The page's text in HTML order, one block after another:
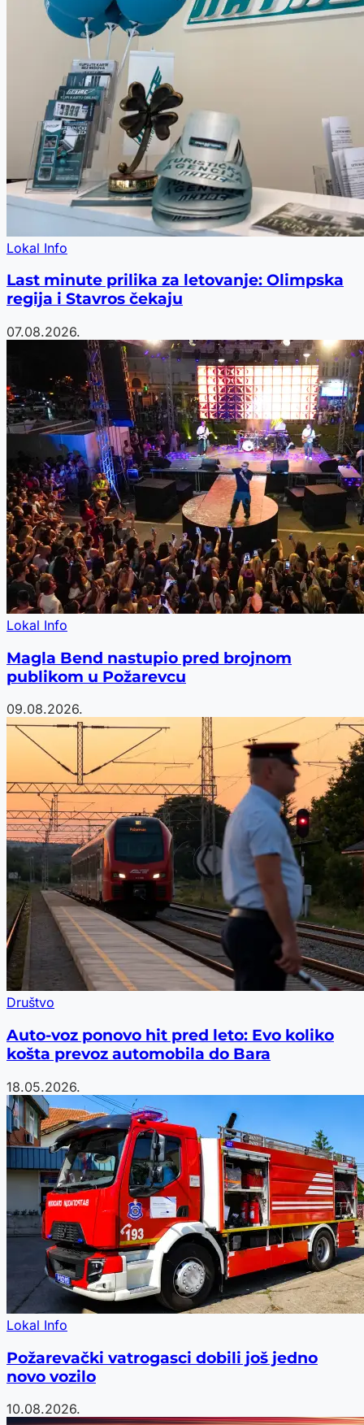
Lokal Info
Last minute prilika za letovanje: Olimpska
regija i Stavros čekaju
07.08.2026.
Lokal Info
Magla Bend nastupio pred brojnom
publikom u Požarevcu
09.08.2026.
Društvo
Auto-voz ponovo hit pred leto: Evo koliko
košta prevoz automobila do Bara
18.05.2026.
Lokal Info
Požarevački vatrogasci dobili još jedno
novo vozilo
10.08.2026.